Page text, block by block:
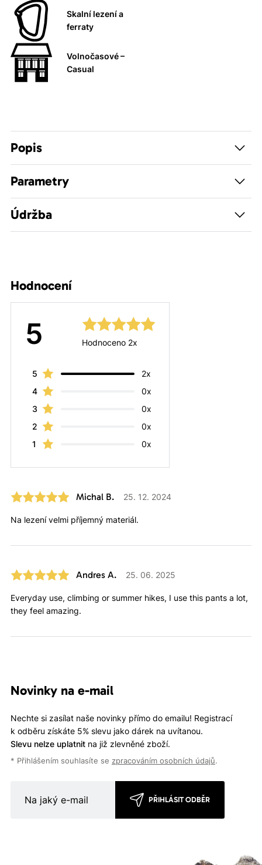
Skalní lezení a
ferraty
Volnočasové –
Casual
Popis
Parametry
Údržba
Hodnocení
5 Hodnoceno 2x
5
2x
4
0x
3
0x
2
0x
1
0x
Michal B. 25. 12. 2024
Na lezení velmi příjemný materiál.
Andres A. 25. 06. 2025
Everyday use, climbing or summer hikes, I use this pants a lot,
they feel amazing.
Novinky na e-mail
Nechte si zasílat naše novinky přímo do emailu! Registrací
k odběru získáte 5% slevu jako dárek na uvítanou.
Slevu nelze uplatnitna již zlevněné zboží.
* Přihlášením souhlasíte se zpracováním osobních údajů.
PŘIHLÁSIT ODBĚR